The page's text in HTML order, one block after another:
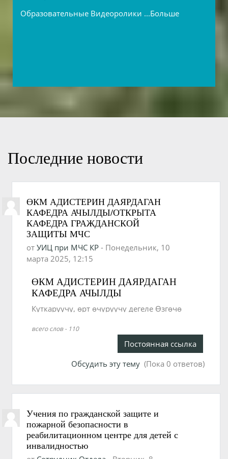
Образовательные Видеоролики ...Больше
Последние новости
ӨКМ АДИСТЕРИН ДАЯРДАГАН
КАФЕДРА АЧЫЛДЫ/ОТКРЫТА
КАФЕДРА ГРАЖДАНСКОЙ
ЗАЩИТЫ МЧС
отУИЦ при МЧС КР - Понедельник, 10
марта 2025, 12:15
ӨКМ АДИСТЕРИН ДАЯРДАГАН
КАФЕДРА АЧЫЛДЫ
Куткаруучу, өрт өчүрүүчү дегеле Өзгөчө
каалаган келечек ээлери үчүн кубанычтуу
кабар! КР Куралдуу Күчтөрүнүн Советтер
Союзунун Баатыры, генерал-лейтенант К.
Усенбеков атындагы аскер институтунда
Окуу жайда кафедра 2024-жылдын сентябрь
алынган.
***************
ОТКРЫТА КАФЕДРА ГРАЖДАНСКОЙ
ЗАЩИТЫ МЧС
всего слов - 110
Постоянная ссылка
Обсудить эту тему (Пока 0 ответов)
Учения по гражданской защите и
пожарной безопасности в
реабилитационном центре для детей с
инвалидностью